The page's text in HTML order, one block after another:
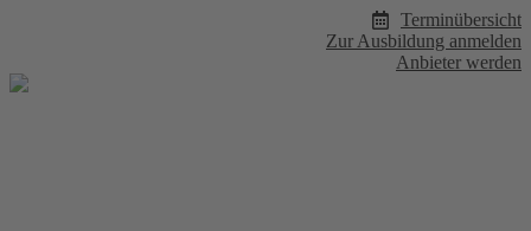
Terminübersicht
Zur Ausbildung anmelden
Anbieter werden